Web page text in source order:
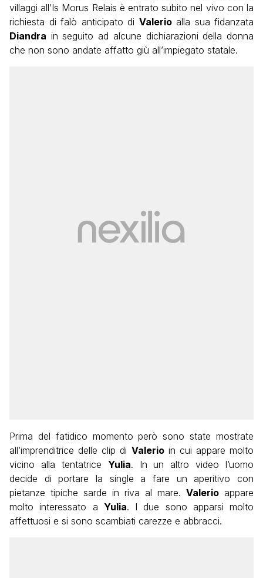
villaggi all’Is Morus Relais è entrato subito nel vivo con la
richiesta di falò anticipato di Valerioalla sua fidanzata
Diandra in seguito ad alcune dichiarazioni della donna
che non sono andate affatto giù all’impiegato statale.
Prima del fatidico momento però sono state mostrate
all’imprenditrice delle clip di Valerioin cui appare molto
vicino alla tentatrice Yulia. In un altro video l’uomo
decide di portare la single a fare un aperitivo con
pietanze tipiche sarde in riva al mare. Valerio appare
molto interessato a Yulia. I due sono apparsi molto
affettuosi e si sono scambiati carezze e abbracci.